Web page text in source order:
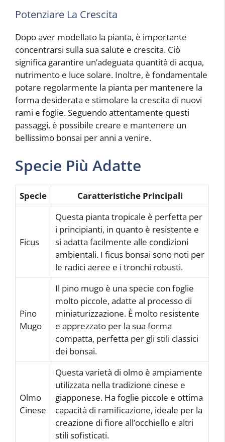
Potenziare La Crescita
Dopo aver modellato la pianta, è importante
concentrarsi sulla sua salute e crescita. Ciò
significa garantire un’adeguata quantità di acqua,
nutrimento e luce solare. Inoltre, è fondamentale
potare regolarmente la pianta per mantenere la
forma desiderata e stimolare la crescita di nuovi
rami e foglie. Seguendo attentamente questi
passaggi, è possibile creare e mantenere un
bellissimo bonsai per anni a venire.
Specie Più Adatte
Specie Caratteristiche Principali
Ficus
Questa pianta tropicale è perfetta per
i principianti, in quanto è resistente e
si adatta facilmente alle condizioni
ambientali. I ficus bonsai sono noti per
le radici aeree e i tronchi robusti.
Pino
Mugo
Il pino mugo è una specie con foglie
molto piccole, adatte al processo di
miniaturizzazione. È molto resistente
e apprezzato per la sua forma
compatta, perfetta per gli stili classici
dei bonsai.
Olmo
Cinese
Questa varietà di olmo è ampiamente
utilizzata nella tradizione cinese e
giapponese. Ha foglie piccole e ottima
capacità di ramificazione, ideale per la
creazione di fiore all’occhiello e altri
stili sofisticati.